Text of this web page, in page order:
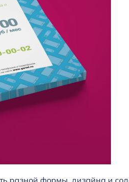
разной формы, дизайна и